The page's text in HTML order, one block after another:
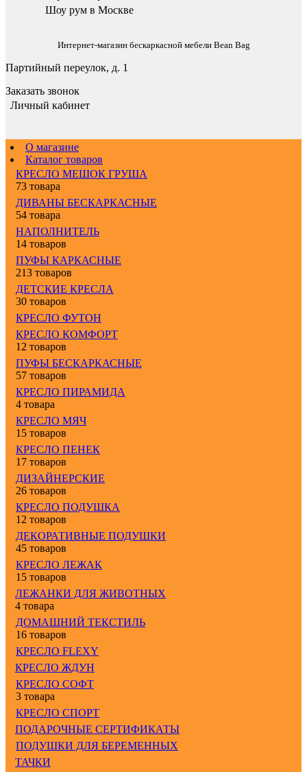
Шоу рум в Москве
Интернет-магазин бескаркасной мебели Bean Bag
Партийный переулок, д. 1
Заказать звонок
Личный кабинет
О магазине
Каталог товаров
КРЕСЛО МЕШОК ГРУША
73 товара
ДИВАНЫ БЕСКАРКАСНЫЕ
54 товара
НАПОЛНИТЕЛЬ
14 товаров
ПУФЫ КАРКАСНЫЕ
213 товаров
ДЕТСКИЕ КРЕСЛА
30 товаров
КРЕСЛО ФУТОН
КРЕСЛО КОМФОРТ
12 товаров
ПУФЫ БЕСКАРКАСНЫЕ
57 товаров
КРЕСЛО ПИРАМИДА
4 товара
КРЕСЛО МЯЧ
15 товаров
КРЕСЛО ПЕНЕК
17 товаров
ДИЗАЙНЕРСКИЕ
26 товаров
КРЕСЛО ПОДУШКА
12 товаров
ДЕКОРАТИВНЫЕ ПОДУШКИ
45 товаров
КРЕСЛО ЛЕЖАК
15 товаров
ЛЕЖАНКИ ДЛЯ ЖИВОТНЫХ
4 товара
ДОМАШНИЙ ТЕКСТИЛЬ
16 товаров
КРЕСЛО FLEXY
КРЕСЛО ЖДУН
КРЕСЛО СОФТ
3 товара
КРЕСЛО СПОРТ
ПОДАРОЧНЫЕ СЕРТИФИКАТЫ
ПОДУШКИ ДЛЯ БЕРЕМЕННЫХ
ТАЧКИ